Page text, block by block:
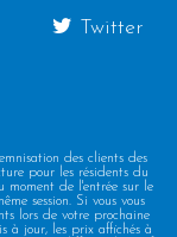
Twitter
des clients des
pour les résidents du
moment de l'entrée sur le
session. Si vous vous
lors de votre prochaine
à jour, les prix affichés à